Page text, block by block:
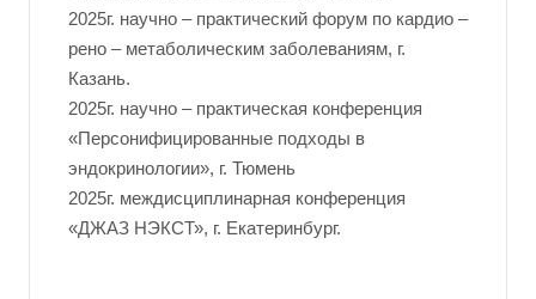
2025г. научно – практический форум по кардио –
рено – метаболическим заболеваниям, г.
Казань.
2025г. научно – практическая конференция
«Персонифицированные подходы в
эндокринологии», г. Тюмень
2025г. междисциплинарная конференция
«ДЖАЗ НЭКСТ», г. Екатеринбург.